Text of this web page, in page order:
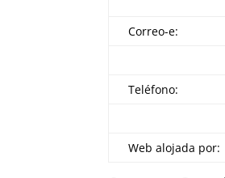
Correo-e:
Teléfono:
Web alojada por: